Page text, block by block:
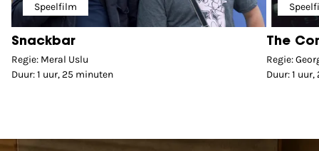
Speelfilm
Snackbar
Regie: Meral Uslu
Duur: 1 uur, 25 minuten
The
Regie:
Duur: 1